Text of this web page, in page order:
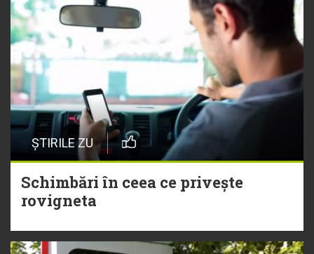
ȘTIRILE ZU
Schimbări în ceea ce privește
rovigneta